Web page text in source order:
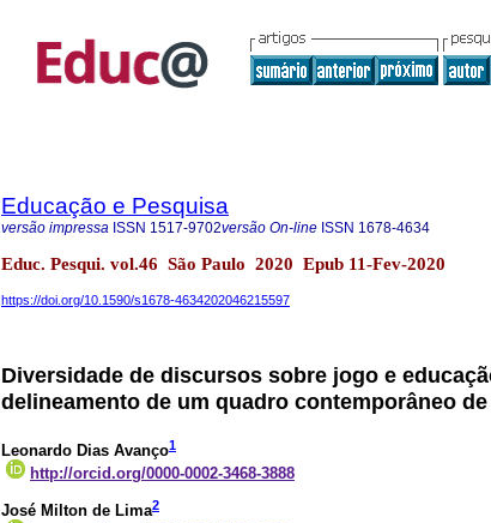
Educação e Pesquisa
versão impressa ISSN 1517-9702versão On-line ISSN 1678-4634
Educ. Pesqui. vol.46 São Paulo 2020 Epub 11-Fev-2020
https://doi.org/10.1590/s1678-4634202046215597
Diversidade de discursos sobre jogo e
delineamento de um quadro contemporâneo
Leonardo Dias Avanço1
http://orcid.org/0000-0002-3468-3888
José Milton de Lima2